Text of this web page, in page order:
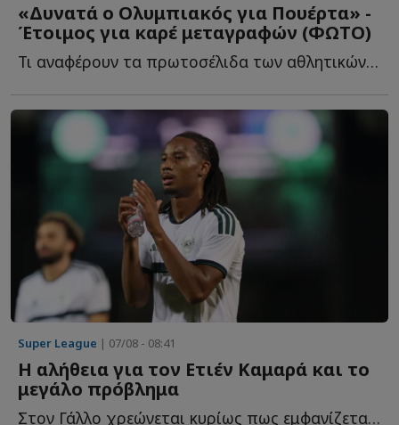
«Δυνατά ο Ολυμπιακός για Πουέρτα» -
Έτοιμος για καρέ μεταγραφών (ΦΩΤΟ)
Τι αναφέρουν τα πρωτοσέλιδα των αθλητικών εφημερίδων σ...
Super League | 07/08 - 08:41
Η αλήθεια για τον Ετιέν Καμαρά και το
μεγάλο πρόβλημα
Στον Γάλλο χρεώνεται κυρίως πως εμφανίζεται soft αμυντικά, ό...